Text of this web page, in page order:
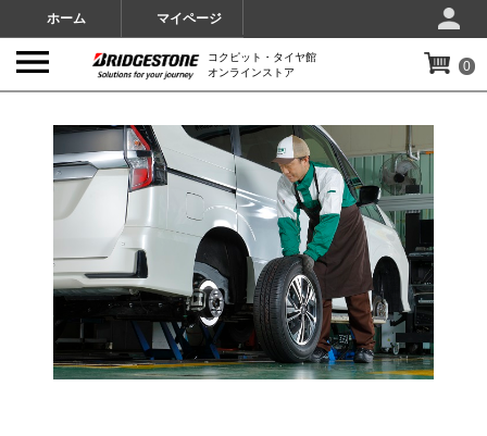
ホーム マイページ
コクピット・タイヤ館
オンラインストア
0